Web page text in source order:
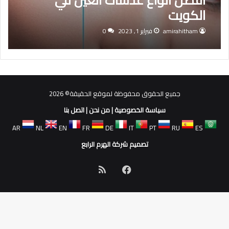
الكويت
amirahitham فبراير 1, 2023 0
جميع الحقوق محفوظة لموقع الحقيقة© 2026
سياسة الخصوصية|من نحن|اتصل بنا
AR
NL EN FR DE IT PT RU
ES
تصميم شركة الهرم الرابع
فيسبوك
الموقع